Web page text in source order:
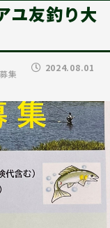
ユ友釣り大
集
2024.08.01